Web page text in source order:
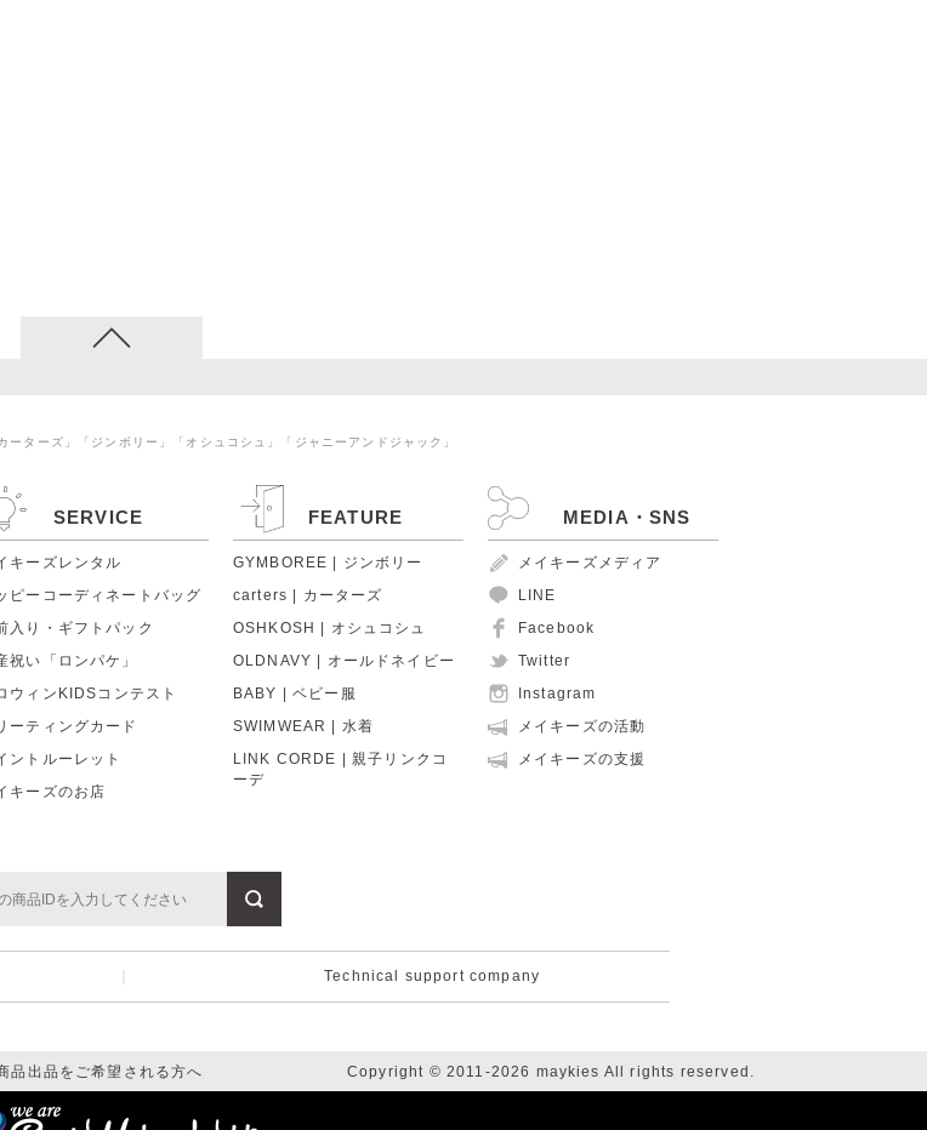
ーターズ」「ジンボリー」「オシュコシュ」「ジャニーアンドジャック」
SERVICE
キーズレンタル
ピーコーディネートバッグ
入り・ギフトパック
祝い「ロンパケ」
ウィンKIDSコンテスト
ーティングカード
ントルーレット
キーズのお店
FEATURE
GYMBOREE | ジンボリー
carters | カーターズ
OSHKOSH | オシュコシュ
OLDNAVY | オールドネイビー
BABY | ベビー服
SWIMWEAR | 水着
LINK CORDE | 親子リンクコ
ーデ
MEDIA・SNS
メイキーズメディア
LINE
Facebook
Twitter
Instagram
メイキーズの活動
メイキーズの支援
Technical support company
品出品をご希望される方へ Copyright © 2011-2026 maykies All rights reserved.